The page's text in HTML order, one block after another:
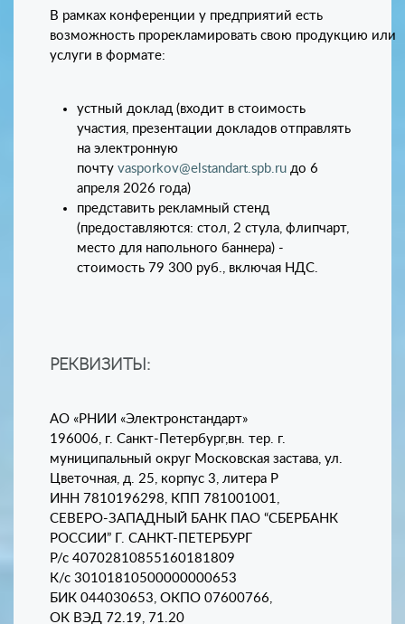
В рамках конференции у предприятий есть
возможность прорекламировать свою продукцию или
услуги в формате:
устный доклад (входит в стоимость
участия, презентации докладов отправлять
на электронную
почту vasporkov@elstandart.spb.ru до 6
апреля 2026 года)
представить рекламный стенд
(предоставляются: стол, 2 стула, флипчарт,
место для напольного баннера) -
стоимость 79 300 руб., включая НДС.
РЕКВИЗИТЫ:
АО «РНИИ «Электронстандарт»
196006, г. Санкт-Петербург,вн. тер. г.
муниципальный округ Московская застава, ул.
Цветочная, д. 25, корпус 3, литера Р
ИНН 7810196298, КПП 781001001,
СЕВЕРО-ЗАПАДНЫЙ БАНК ПАО “СБЕРБАНК
РОССИИ” Г. САНКТ-ПЕТЕРБУРГ
Р/с 40702810855160181809
К/с 30101810500000000653
БИК 044030653, ОКПО 07600766,
ОК ВЭД 72.19, 71.20